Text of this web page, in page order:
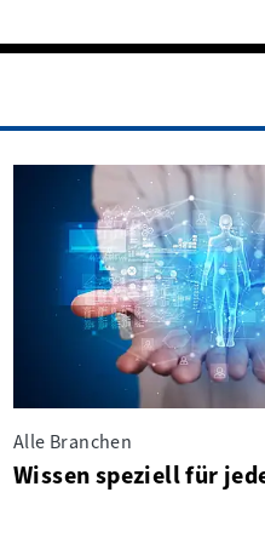
Alle Branchen
Wissen speziell für